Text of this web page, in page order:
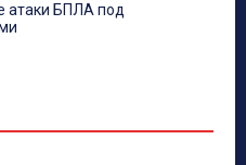
атаки БПЛА под